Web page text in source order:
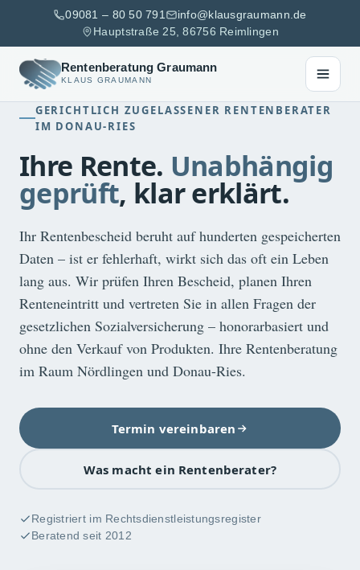
09081 – 80 50 791
info@klausgraumann.de
Hauptstraße 25, 86756 Reimlingen
Rentenberatung Graumann
KLAUS GRAUMANN
GERICHTLICH ZUGELASSENER RENTENBERATER
IM DONAU-RIES
Ihre Rente. Unabhängig
geprüft, klar erklärt.
Ihr Rentenbescheid beruht auf hunderten gespeicherten
Daten – ist er fehlerhaft, wirkt sich das oft ein Leben
lang aus. Wir prüfen Ihren Bescheid, planen Ihren
Renteneintritt und vertreten Sie in allen Fragen der
gesetzlichen Sozialversicherung – honorarbasiert und
ohne den Verkauf von Produkten. Ihre Rentenberatung
im Raum Nördlingen und Donau-Ries.
Termin vereinbaren
Was macht ein Rentenberater?
Registriert im Rechtsdienstleistungsregister
Beratend seit 2012